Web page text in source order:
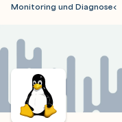
Monitoring und Diagnose